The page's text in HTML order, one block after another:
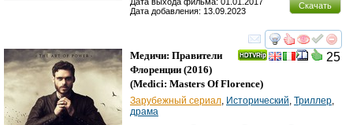
Скачать
Дата добавления: 13.09.2023
смотреть
25
Медичи: Правители
Флоренции (2016)
(Medici: Masters Of Florence)
Зарубежный сериал Исторический Триллер
драма